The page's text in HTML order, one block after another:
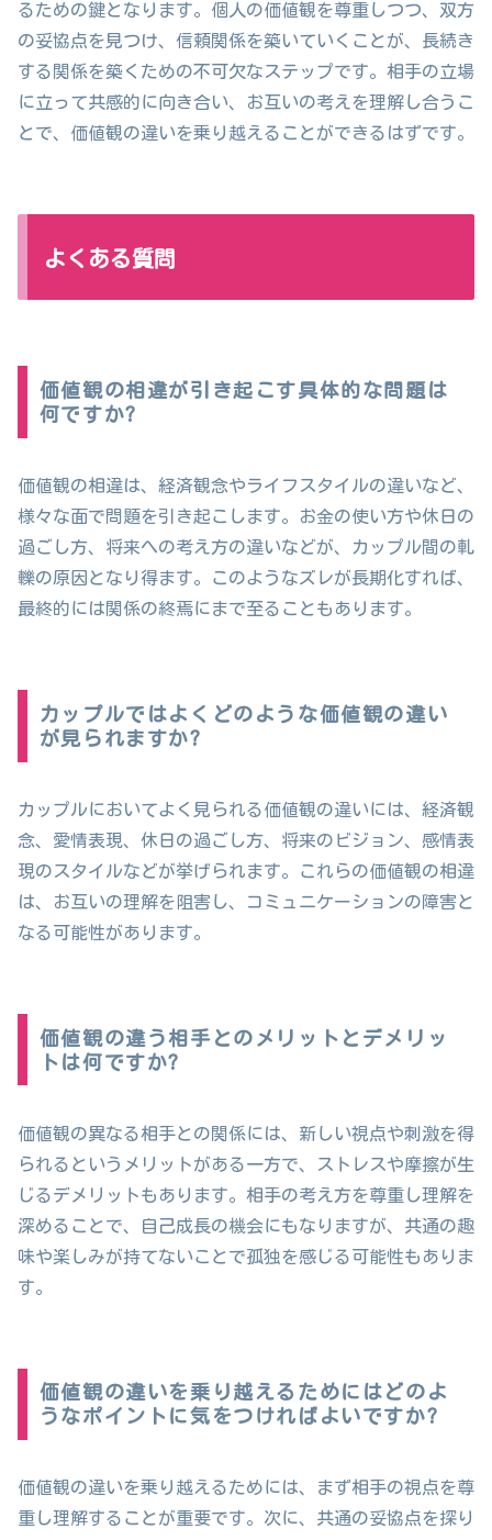
るための鍵となります。個人の価値観を尊重しつつ、双方
の妥協点を見つけ、信頼関係を築いていくことが、長続き
する関係を築くための不可欠なステップです。相手の立場
に立って共感的に向き合い、お互いの考えを理解し合うこ
とで、価値観の違いを乗り越えることができるはずです。
よくある質問
価値観の相違が引き起こす具体的な問題は
何ですか?
価値観の相違は、経済観念やライフスタイルの違いなど、
様々な面で問題を引き起こします。お金の使い方や休日の
過ごし方、将来への考え方の違いなどが、カップル間の軋
轢の原因となり得ます。このようなズレが長期化すれば、
最終的には関係の終焉にまで至ることもあります。
カップルではよくどのような価値観の違い
が見られますか?
カップルにおいてよく見られる価値観の違いには、経済観
念、愛情表現、休日の過ごし方、将来のビジョン、感情表
現のスタイルなどが挙げられます。これらの価値観の相違
は、お互いの理解を阻害し、コミュニケーションの障害と
なる可能性があります。
価値観の違う相手とのメリットとデメリッ
トは何ですか?
価値観の異なる相手との関係には、新しい視点や刺激を得
られるというメリットがある一方で、ストレスや摩擦が生
じるデメリットもあります。相手の考え方を尊重し理解を
深めることで、自己成長の機会にもなりますが、共通の趣
味や楽しみが持てないことで孤独を感じる可能性もありま
す。
価値観の違いを乗り越えるためにはどのよ
うなポイントに気をつければよいですか?
価値観の違いを乗り越えるためには、まず相手の視点を尊
重し理解することが重要です。次に、共通の妥協点を探り